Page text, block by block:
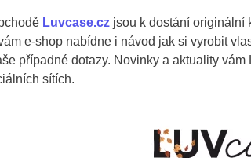
Luvcase.cz jsou k dostání originální
e-shop nabídne i návod jak si vyrobit
případné dotazy. Novinky a aktuality
sítích.